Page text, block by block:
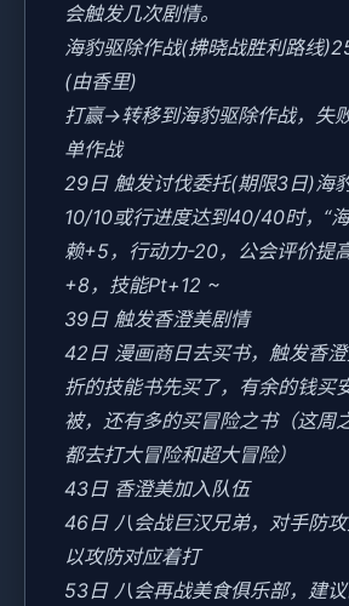
会触发几次剧情。
海豹驱除作战(拂晓战胜利路线
(由香里)
打赢→转移到海豹驱除作战，失
单作战
29日 触发讨伐委托(期限3日)海
10/10或行进度达到40/40时，“
赖+5，行动力-20，公会评价提
+8，技能Pt+12 ~
39日 触发香澄美剧情
42日 漫画商日去买书，触发香
折的技能书先买了，有余的钱买
被，还有多的买冒险之书（这周
都去打大冒险和超大冒险）
43日 香澄美加入队伍
46日 八会战巨汉兄弟，对手防
以攻防对应着打
53日 八会再战美食俱乐部，建